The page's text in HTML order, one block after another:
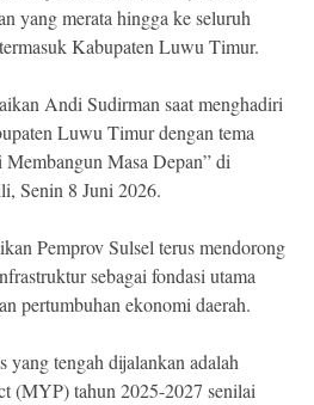
yang merata hingga ke seluruh
Kabupaten Luwu Timur.
Andi Sudirman saat menghadiri
Luwu Timur dengan tema
Membangun Masa Depan” di
Senin 8 Juni 2026.
Pemprov Sulsel terus mendorong
sebagai fondasi utama
pertumbuhan ekonomi daerah.
yang tengah dijalankan adalah
(MYP) tahun 2025-2027 senilai